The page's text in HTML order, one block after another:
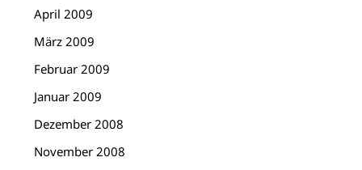
April 2009
März 2009
Februar 2009
Januar 2009
Dezember 2008
November 2008